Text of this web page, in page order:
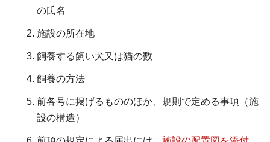
の氏名
施設の所在地
飼養する飼い犬又は猫の数
飼養の方法
前各号に掲げるもののほか、規則で定める事項（施
設の構造）